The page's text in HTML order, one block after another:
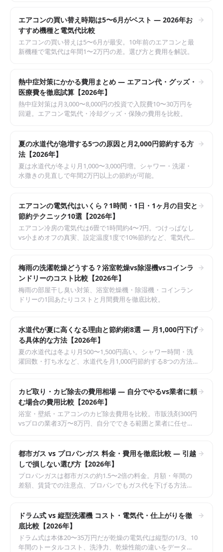
エアコンの買い替え時期は5〜6月がベスト — 2026年お
すすめ機種と電気代比較
エアコンの買い替えは5〜6月が最安。10年前のエアコンと最
新機種で電気代は年間1〜2万円の差。選び方と費用を解説。
熱中症対策にかかる費用まとめ — エアコン代・グッズ・
医療費を徹底試算【2026年】
熱中症対策は月3,000〜8,000円の投資で入院費10〜30万円を
回避。エアコン電気代・冷却グッズ・保険の費用を比較。
夏の水道代が急増する5つの原因と月2,000円節約する方
法【2026年】
夏は水道代が冬より月1,000〜3,000円増。シャワー・洗濯・
水撒きの見直しで年間2万円以上の節約が可能。
エアコンの電気代はいくら？1時間・1日・1ヶ月の目安と
節約テクニック10選【2026年】
エアコン冷房の電気代は6畳で1時間約4〜7円。つけっぱなし
vs小まめオフの真実、設定温度1度で10%節約など、電気代を
梅雨の洗濯乾燥どうする？浴室乾燥vs除湿機vsコインラ
ンドリーのコスト比較【2026年】
梅雨の部屋干し臭い対策、浴室乾燥機・除湿機・コインラン
ドリーの1回あたりコストと月間費用を徹底比較。
水道代が夏に高くなる理由と節約術8選 — 月1,000円下げ
る具体的な方法【2026年】
夏の水道代は冬より月500〜1,500円高い。シャワー時間・洗
濯回数・打ち水など、水道代を月1,000円節約する8つの方法
カビ取り・カビ除去の費用相場 — 自分でやるvs業者に頼
む場合の費用比較【2026年】
浴室・壁紙・エアコンのカビ除去費用を比較。市販洗剤300円
vsプロの業者3万〜8万円、自分でできる範囲と業者に任せる
都市ガス vs プロパンガス 料金・費用を徹底比較 — 引越
しで損しない選び方【2026年】
プロパンガスは都市ガスの約1.5〜2倍の料金。月額・年間の
差額、賃貸での注意点、プロパンでもガス代を下げる方法を
ドラム式 vs 縦型洗濯機 コスト・電気代・仕上がりを徹
底比較【2026年】
ドラム式は本体20〜35万円だが乾燥の電気代は縦型の1/3。10
年間のトータルコスト、洗浄力、乾燥性能の違いをデータで